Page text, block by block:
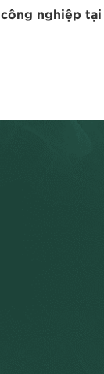
nghiệp tại